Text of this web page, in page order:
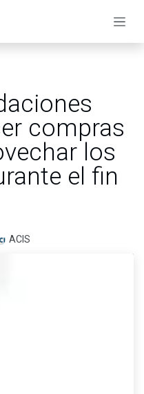
compras
los
el fin
ACIS